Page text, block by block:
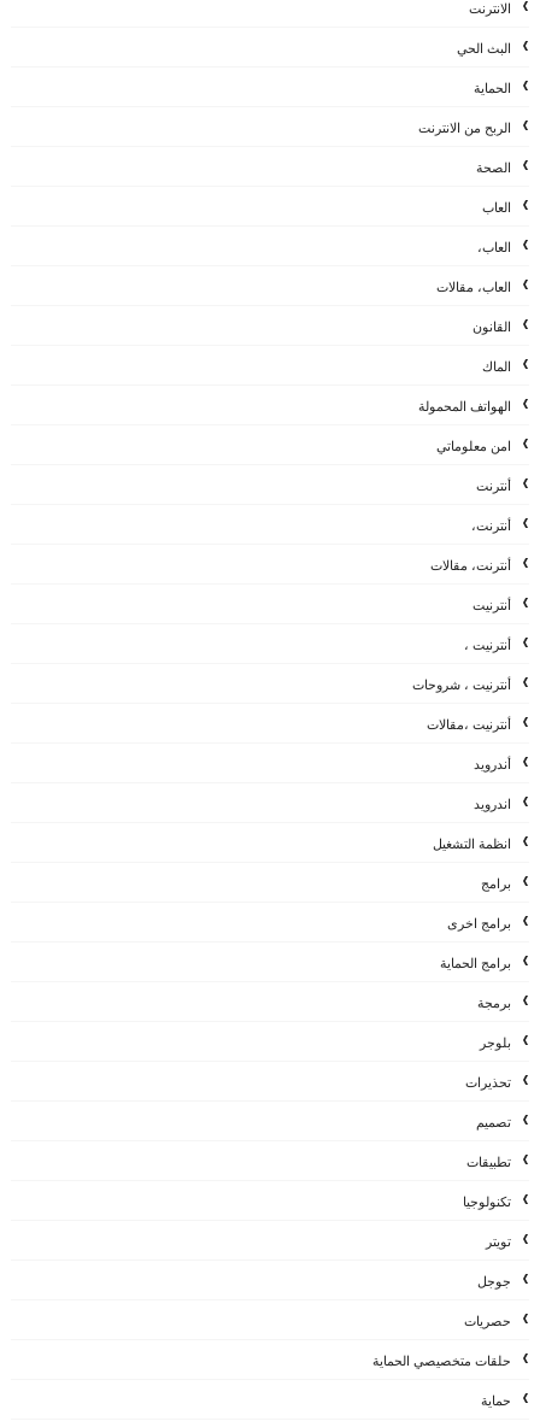
الانترنت
البث الحي
الحماية
الربح من الانترنت
الصحة
العاب
العاب،
العاب، مقالات
القانون
الماك
الهواتف المحمولة
امن معلوماتي
أنترنت
أنترنت،
أنترنت، مقالات
أنترنيت
أنترنيت ،
أنترنيت ، شروحات
أنترنيت ،مقالات
أندرويد
اندرويد
انظمة التشغيل
برامج
برامج اخرى
برامج الحماية
برمجة
بلوجر
تحذيرات
تصميم
تطبيقات
تكنولوجيا
تويتر
جوجل
حصريات
حلقات متخصيصي الحماية
حماية